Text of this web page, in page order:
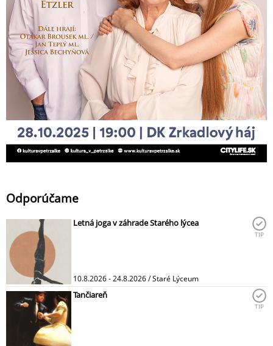
Odporúčame
Letná joga v záhrade Starého lýcea
10.8.2026 - 24.8.2026 / Staré Lýceum
TIP
Tančiareň
TIP